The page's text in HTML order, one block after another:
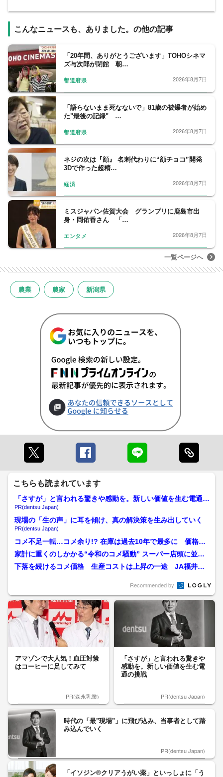
こんなニュースも、ありました。の他の記事
「20年間、ありがとうございます」TOHOシネマ
ズ与次郎が閉館 朝…
都道府県 2026年8月7日
「語らないまま死なないで」81歳の被爆者が始め
た"最後の記録" …
都道府県 2026年8月7日
ネジの次は『顔』 名刺代わりに“顔チョコ”開発
3Dで作った超精…
経済 2026年8月7日
ミスジャパン佐賀大会 グランプリに鹿島市出
身・岡佑香さん 「…
エンタメ 2026年8月7日
一覧ページへ
農業 農家 新潟県
こちらも読まれています
「さすが」と言われる驚きや感動を。新しい価値を生む電通の
挑戦
PR(dentsu Japan)
現場の「生の声」に耳を傾け、真の解決策を生み出していく
PR(dentsu Japan)
コメ不足一転…コメ余り!? 在庫は過去10年で最多に 価格下
落懸念で“需用に応じ...
家計に重くのしかかる“令和のコメ騒動” スーパー店頭に並ぶ
新米 「農家を支...
下落を続けるコメ価格 生産コストは上昇の一途 JA福井県
Recommended by
アマゾンで大人気！血圧対策
はコーヒーに足してみて
PR(森永乳業)
「さすが」と言われる驚きや
感動を。新しい価値を生む電
通の挑戦
PR(dentsu Japan)
時代の「最"現場"」に飛び込み、当事者として踏
み込んでいく
PR(dentsu Japan)
「イソジン®クリアうがい薬」といっしょに「う